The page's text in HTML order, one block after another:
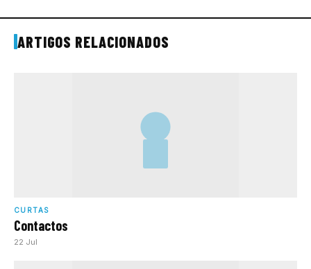
ARTIGOS RELACIONADOS
CURTAS
Contactos
22 Jul